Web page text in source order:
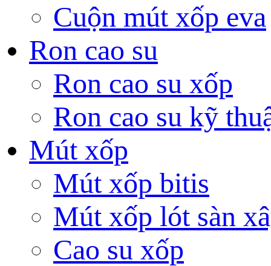
Cuộn mút xốp eva
Ron cao su
Ron cao su xốp
Ron cao su kỹ
Mút xốp
Mút xốp bitis
Mút xốp lót sàn
Cao su xốp